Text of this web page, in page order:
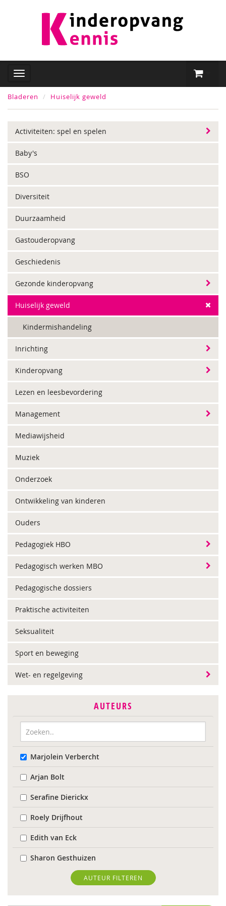
Bladeren Huiselijk geweld
Activiteiten: spel en spelen
Baby's
BSO
Diversiteit
Duurzaamheid
Gastouderopvang
Geschiedenis
Gezonde kinderopvang
Huiselijk geweld
Kindermishandeling
Inrichting
Kinderopvang
Lezen en leesbevordering
Management
Mediawijsheid
Muziek
Onderzoek
Ontwikkeling van kinderen
Ouders
Pedagogiek HBO
Pedagogisch werken MBO
Pedagogische dossiers
Praktische activiteiten
Seksualiteit
Sport en beweging
Wet- en regelgeving
AUTEURS
Marjolein Verbercht
Arjan Bolt
Serafine Dierickx
Roely Drijfhout
Edith van Eck
Sharon Gesthuizen
Edith Geurts
Bidan Hu
AUTEUR FILTEREN